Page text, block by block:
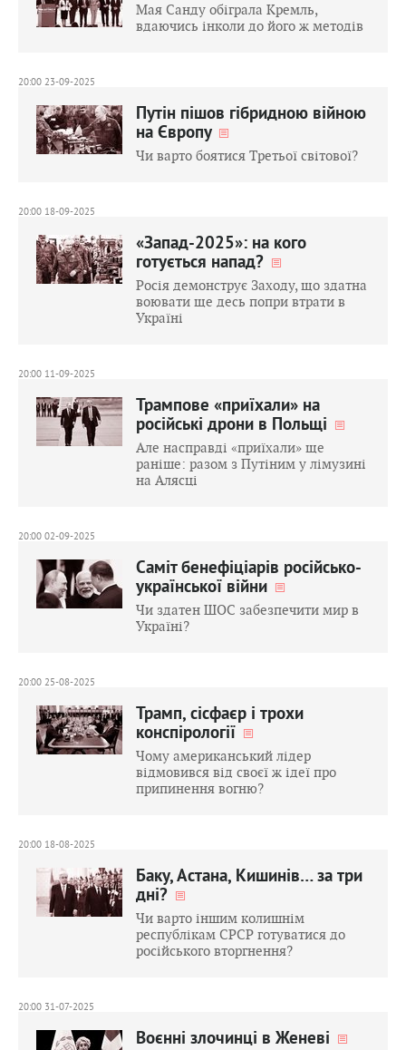
Мая Санду обіграла Кремль,
вдаючись інколи до його ж методів
20:00 23-09-2025
Путін пішов гібридною війною
на Європу
Чи варто боятися Третьої світової?
20:00 18-09-2025
«Запад-2025»: на кого
готується напад?
Росія демонструє Заходу, що здатна
воювати ще десь попри втрати в
Україні
20:00 11-09-2025
Трампове «приїхали» на
російські дрони в Польщі
Але насправді «приїхали» ще
раніше: разом з Путіним у лімузині
на Алясці
20:00 02-09-2025
Саміт бенефіціарів російсько-
української війни
Чи здатен ШОС забезпечити мир в
Україні?
20:00 25-08-2025
Трамп, сісфаєр і трохи
конспірології
Чому американський лідер
відмовився від своєї ж ідеї про
припинення вогню?
20:00 18-08-2025
Баку, Астана, Кишинів… за три
дні?
Чи варто іншим колишнім
республікам СРСР готуватися до
російського вторгнення?
20:00 31-07-2025
Воєнні злочинці в Женеві